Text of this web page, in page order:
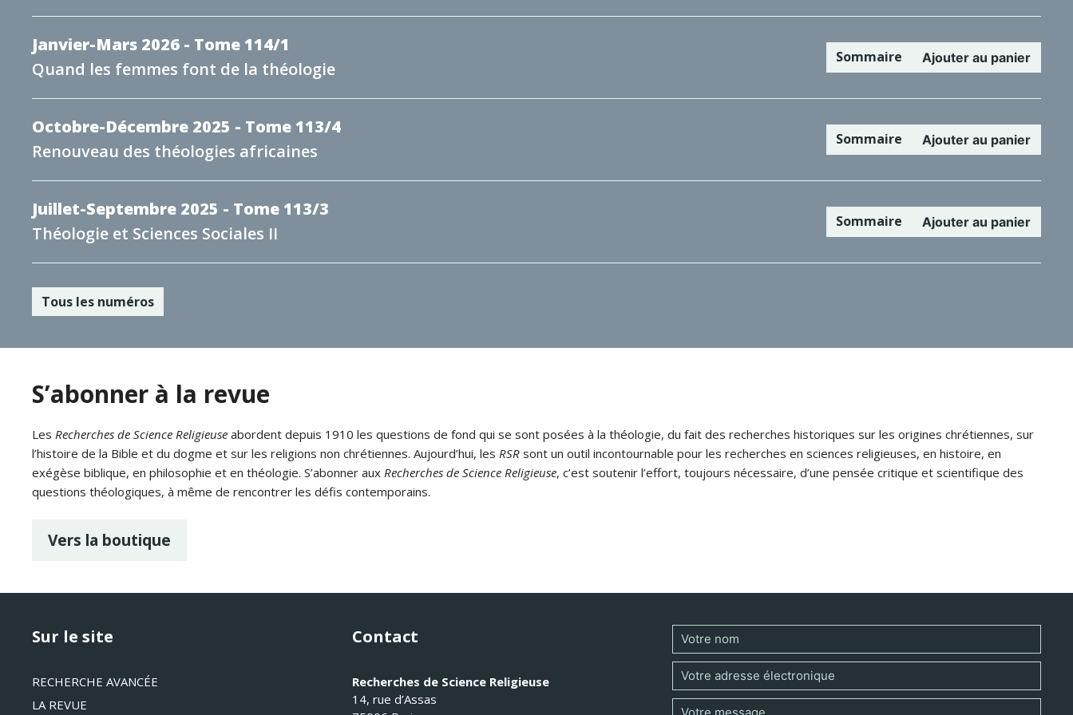
Janvier-Mars 2026 - Tome 114/1
Quand les femmes font de la théologie
Sommaire Ajouter au panier
Octobre-Décembre 2025 - Tome 113/4
Renouveau des théologies africaines
Sommaire Ajouter au panier
Juillet-Septembre 2025 - Tome 113/3
Théologie et Sciences Sociales II
Sommaire Ajouter au panier
Tous les numéros
S’abonner à la revue
Les Recherches de Science Religieuse abordent depuis 1910 les questions de fond qui se sont posées à la théologie, du fait des recherches historiques sur les origines chrétiennes, sur
l’histoire de la Bible et du dogme et sur les religions non chrétiennes. Aujourd’hui, les RSR sont un outil incontournable pour les recherches en sciences religieuses, en histoire, en
exégèse biblique, en philosophie et en théologie. S’abonner aux Recherches de Science Religieuse, c’est soutenir l’effort, toujours nécessaire, d’une pensée critique et scientifique des
questions théologiques, à même de rencontrer les défis contemporains.
Vers la boutique
Sur le site
RECHERCHE AVANCÉE
LA REVUE
Contact
Recherches de Science Religieuse
14, rue d’Assas